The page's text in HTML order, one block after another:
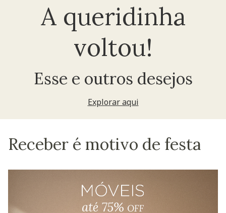
A queridinha
voltou!
Esse e outros desejos
Explorar aqui
Receber é motivo de festa